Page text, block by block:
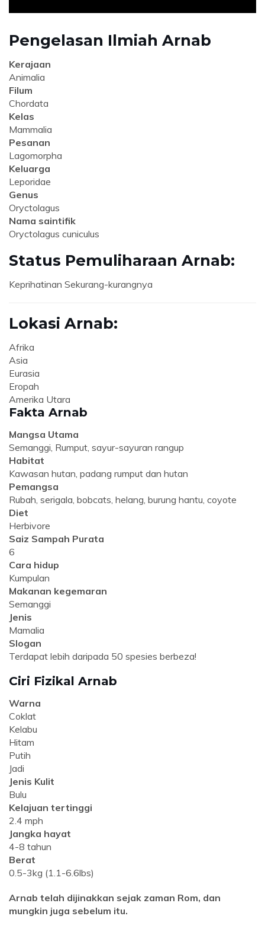
Pengelasan Ilmiah Arnab
Kerajaan
Animalia
Filum
Chordata
Kelas
Mammalia
Pesanan
Lagomorpha
Keluarga
Leporidae
Genus
Oryctolagus
Nama saintifik
Oryctolagus cuniculus
Status Pemuliharaan Arnab:
Keprihatinan Sekurang-kurangnya
Lokasi Arnab:
Afrika
Asia
Eurasia
Eropah
Amerika Utara
Fakta Arnab
Mangsa Utama
Semanggi, Rumput, sayur-sayuran rangup
Habitat
Kawasan hutan, padang rumput dan hutan
Pemangsa
Rubah, serigala, bobcats, helang, burung hantu, coyote
Diet
Herbivore
Saiz Sampah Purata
6
Cara hidup
Kumpulan
Makanan kegemaran
Semanggi
Jenis
Mamalia
Slogan
Terdapat lebih daripada 50 spesies berbeza!
Ciri Fizikal Arnab
Warna
Coklat
Kelabu
Hitam
Putih
Jadi
Jenis Kulit
Bulu
Kelajuan tertinggi
2.4 mph
Jangka hayat
4-8 tahun
Berat
0.5-3kg (1.1-6.6lbs)
Arnab telah dijinakkan sejak zaman Rom, dan
mungkin juga sebelum itu.